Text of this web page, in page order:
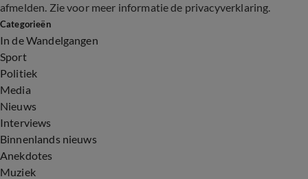
afmelden. Zie voor meer informatie de privacyverklaring.
Categorieën
In de Wandelgangen
Sport
Politiek
Media
Nieuws
Interviews
Binnenlands nieuws
Anekdotes
Muziek